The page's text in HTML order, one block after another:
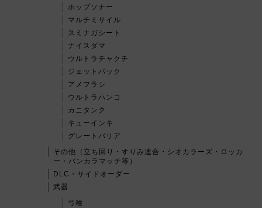
ホップソナー
マルチミサイル
スミナガシート
ナイスダマ
ウルトラチャクチ
ジェットパック
アメフラシ
ウルトラハンコ
カニタンク
キューインキ
グレートバリア
その他（立ち回り・すりみ連合・シオカラーズ・ロッカ
ー・バンカラマッチ等）
DLC・サイドオーダー
武器
弓種